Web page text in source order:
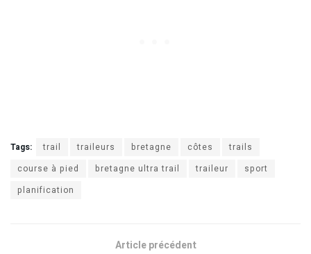
Tags: trail traileurs bretagne côtes
trails
course à pied
bretagne ultra trail traileur
sport
planification
Article précédent